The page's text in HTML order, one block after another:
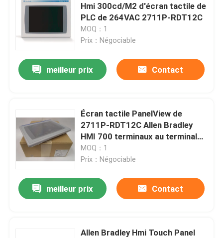
Hmi 300cd/M2 d'écran tactile de
PLC de 264VAC 2711P-RDT12C
MOQ：1
Prix：Négociable
meilleur prix Contact
Écran tactile PanelView de
2711P-RDT12C Allen Bradley
HMI 700 terminaux au terminal
1500
MOQ：1
Prix：Négociable
meilleur prix Contact
Allen Bradley Hmi Touch Panel